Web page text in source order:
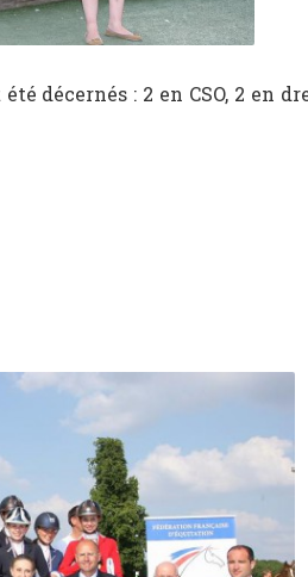
décernés : 2 en CSO, 2 en